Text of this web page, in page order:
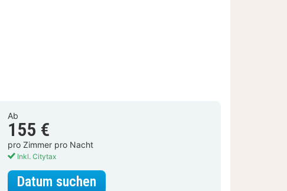
Ab
155 €
pro Zimmer pro Nacht
Inkl. Citytax
Datum suchen